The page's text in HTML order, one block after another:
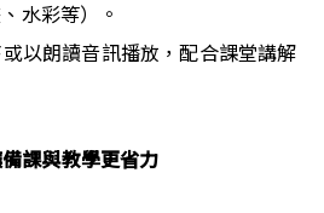
水彩等）。
以朗讀音訊播放，配合課堂講解
課與教學更省力